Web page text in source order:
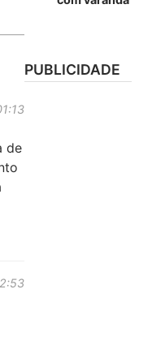
de
PUBLICIDADE